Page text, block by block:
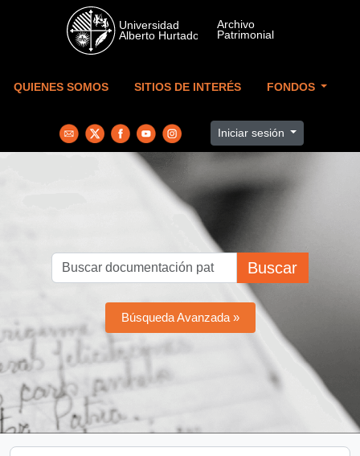
Skip to main content
QUIENES SOMOS SITIOS DE INTERÉS FONDOS
Iniciar sesión
Buscar
Búsqueda Avanzada »